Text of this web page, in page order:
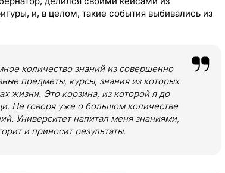
и, в целом, такие события выбивались из
количество знаний из совершенно
предметы, курсы, знания из которых
жизни. Это корзина, из которой я до
Не говоря уже о большом количестве
Университет напитал меня знаниями,
и приносит результаты.